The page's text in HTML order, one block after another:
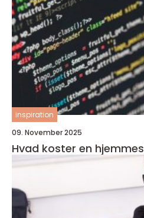
inspiration
09. November 2025
Hvad koster en